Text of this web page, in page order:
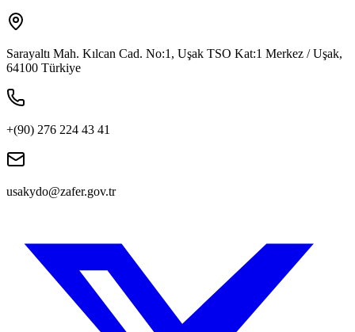
Sarayaltı Mah. Kılcan Cad. No:1, Uşak TSO Kat:1 Merkez / Uşak,
64100 Türkiye
+(90) 276 224 43 41
usakydo@zafer.gov.tr